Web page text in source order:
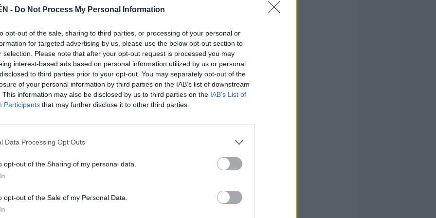
- Do Not Process My Personal Information
opt-out of the sale, sharing to third parties, or processing of your personal or
for targeted advertising by us, please use the below opt-out section to
selection. Please note that after your opt-out request is processed you may
interest-based ads based on personal information utilized by us or personal
to third parties prior to your opt-out. You may separately opt-out of the
of your personal information by third parties on the IAB’s list of downstream
This information may also be disclosed by us to third parties on the IAB’s List of
Participants that may further disclose it to other third parties.
Data Processing Opt Outs
opt-out of the Sharing of my personal data.
opt-out of the Sale of my Personal Data.
con aptitudes y se ha formado con el toro español,
terrenos difíciles y pone el valor al servicio del
las faenas importantes. Sorprende porque, pese a
toro por delante y lo embebe rápido en el engaño
tira una bonita curva.
Rey se basa en la capacidad para cogerle rápido
es cercano —así provoca con facilidad la
engancha poco la muleta, lo que le abre la
se le arrancan con violencia —por la cercanía
despacio. Y, además, lo consigue, lo que le
bien por delante para llevar al toro, deja caer la
el trazo del muletazo —siempre en curva
son algunos de los intangibles que ahora
esté más toreado, el público percibirá con
y un talento especial—. Sin embargo, José
tenía 12 años. Y aquí está el mérito del maestro,
con más proyección.
la alternativa en la Feria de la Vendimia de Nimes.